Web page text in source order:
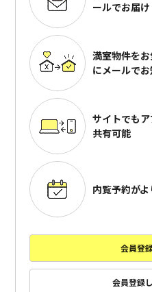
ールでお届け
満室物件を
にメールで
サイトでも
共有可能
内覧予約が
会員登
会員登録